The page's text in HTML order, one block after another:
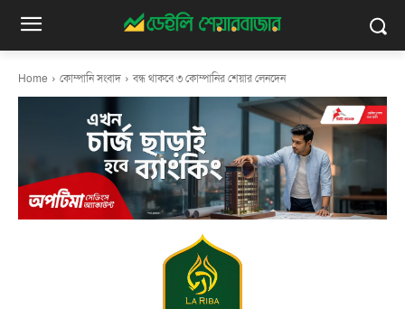
Home কোম্পানি সংবাদ বন্ধ থাকবে ৩ কোম্পানির শেয়ার লেনদেন